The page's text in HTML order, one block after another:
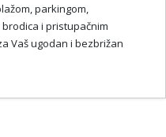
parkingom,
i pristupačnim
Vaš ugodan i bezbrižan